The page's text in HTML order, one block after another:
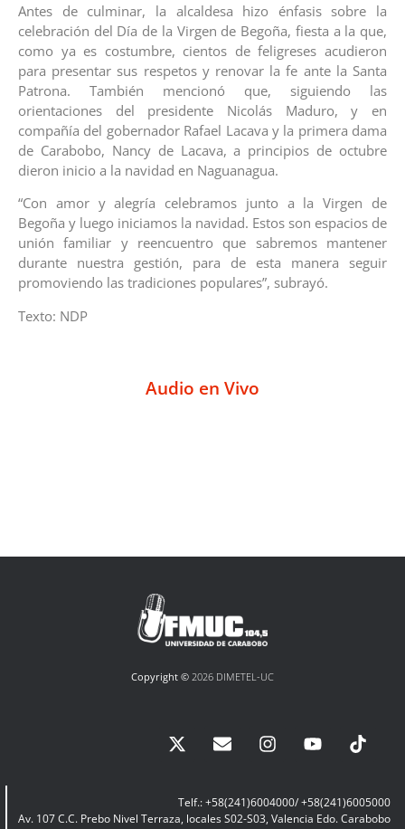
Antes de culminar, la alcaldesa hizo énfasis sobre la
celebración del Día de la Virgen de Begoña, fiesta a la que,
como ya es costumbre, cientos de feligreses acudieron
para presentar sus respetos y renovar la fe ante la Santa
Patrona. También mencionó que, siguiendo las
orientaciones del presidente Nicolás Maduro, y en
compañía del gobernador Rafael Lacava y la primera dama
de Carabobo, Nancy de Lacava, a principios de octubre
dieron inicio a la navidad en Naguanagua.
“Con amor y alegría celebramos junto a la Virgen de
Begoña y luego iniciamos la navidad. Estos son espacios de
unión familiar y reencuentro que sabremos mantener
durante nuestra gestión, para de esta manera seguir
promoviendo las tradiciones populares”, subrayó.
Texto: NDP
Audio en Vivo
Copyright © 2026 DIMETEL-UC
Telf.: +58(241)6004000/ +58(241)6005000
Av. 107 C.C. Prebo Nivel Terraza, locales S02-S03, Valencia Edo. Carabobo